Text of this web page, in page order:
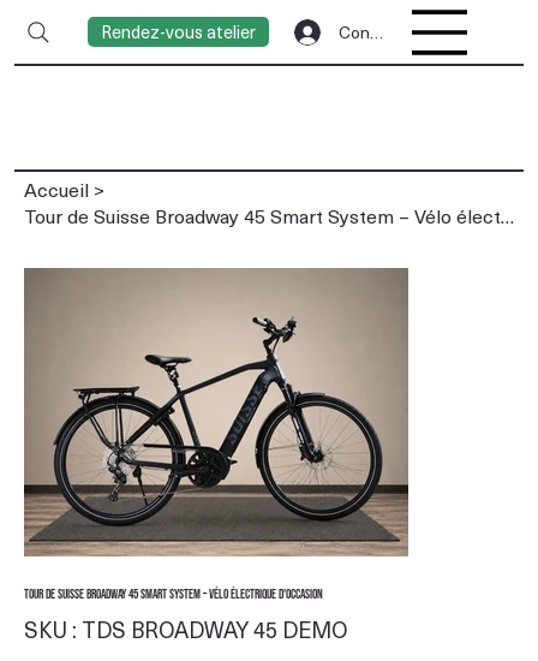
Rendez-vous atelier Connexion
Accueil >
Tour de Suisse Broadway 45 Smart System – Vélo électrique d'occasion
Tour de Suisse Broadway 45 Smart System – Vélo électrique d'occasion
SKU : TDS BROADWAY 45 DEMO